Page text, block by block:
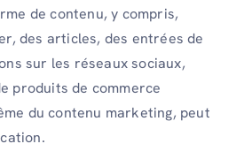
de contenu, y compris,
des articles, des entrées de
sur les réseaux sociaux,
produits de commerce
du contenu marketing, peut